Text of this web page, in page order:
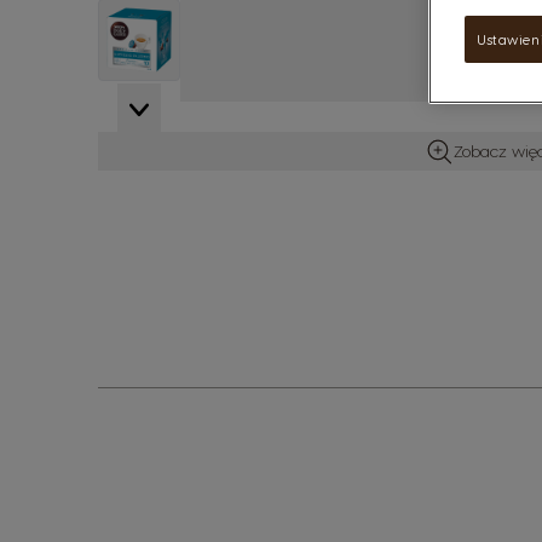
View larger image
View larger image
Zobacz